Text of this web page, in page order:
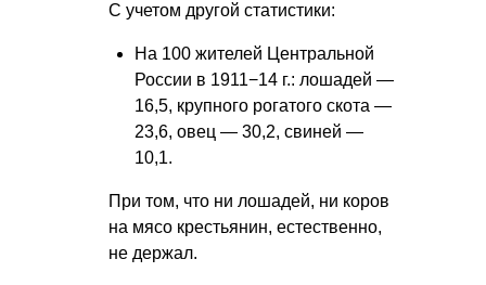
С учетом другой статистики:
На 100 жителей Центральной
России в 1911−14 г.: лошадей —
16,5, крупного рогатого скота —
23,6, овец — 30,2, свиней —
10,1.
При том, что ни лошадей, ни коров
на мясо крестьянин, естественно,
не держал.